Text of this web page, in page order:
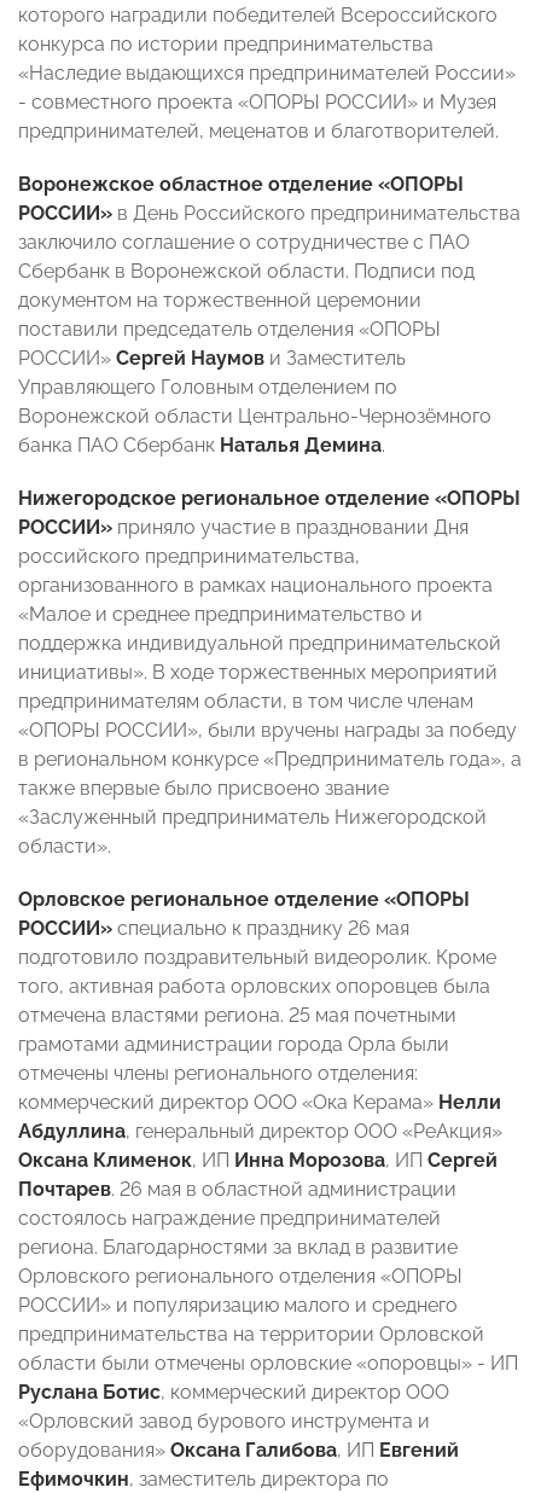
которого наградили победителей Всероссийского
конкурса по истории предпринимательства
«Наследие выдающихся предпринимателей России»
- совместного проекта «ОПОРЫ РОССИИ» и Музея
предпринимателей, меценатов и благотворителей.
Воронежское областное отделение «ОПОРЫ
РОССИИ» в День Российского предпринимательства
заключило соглашение о сотрудничестве с ПАО
Сбербанк в Воронежской области. Подписи под
документом на торжественной церемонии
поставили председатель отделения «ОПОРЫ
РОССИИ» Сергей Наумов и Заместитель
Управляющего Головным отделением по
Воронежской области Центрально-Чернозёмного
банка ПАО Сбербанк Наталья Демина.
Нижегородское региональное отделение «ОПОРЫ
РОССИИ» приняло участие в праздновании Дня
российского предпринимательства,
организованного в рамках национального проекта
«Малое и среднее предпринимательство и
поддержка индивидуальной предпринимательской
инициативы». В ходе торжественных мероприятий
предпринимателям области, в том числе членам
«ОПОРЫ РОССИИ», были вручены награды за победу
в региональном конкурсе «Предприниматель года», а
также впервые было присвоено звание
«Заслуженный предприниматель Нижегородской
области».
Орловское региональное отделение «ОПОРЫ
РОССИИ» специально к празднику 26 мая
подготовило поздравительный видеоролик. Кроме
того, активная работа орловских опоровцев была
отмечена властями региона. 25 мая почетными
грамотами администрации города Орла были
отмечены члены регионального отделения:
коммерческий директор ООО «Ока Керама» Нелли
Абдуллина, генеральный директор ООО «РеАкция»
Оксана Клименок, ИП Инна Морозова, ИП Сергей
Почтарев. 26 мая в областной администрации
состоялось награждение предпринимателей
региона. Благодарностями за вклад в развитие
Орловского регионального отделения «ОПОРЫ
РОССИИ» и популяризацию малого и среднего
предпринимательства на территории Орловской
области были отмечены орловские «опоровцы» - ИП
Руслана Ботис, коммерческий директор ООО
«Орловский завод бурового инструмента и
оборудования» Оксана Галибова, ИП Евгений
Ефимочкин, заместитель директора по